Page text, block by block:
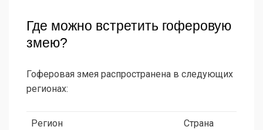
Где можно встретить гоферовую
змею?
Гоферовая змея распространена в следующих
регионах:
Регион Страна